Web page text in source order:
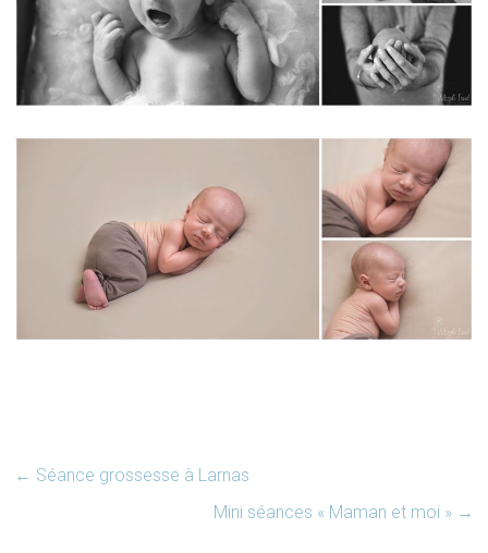
← Séance grossesse à Larnas
Mini séances « Maman et moi » →